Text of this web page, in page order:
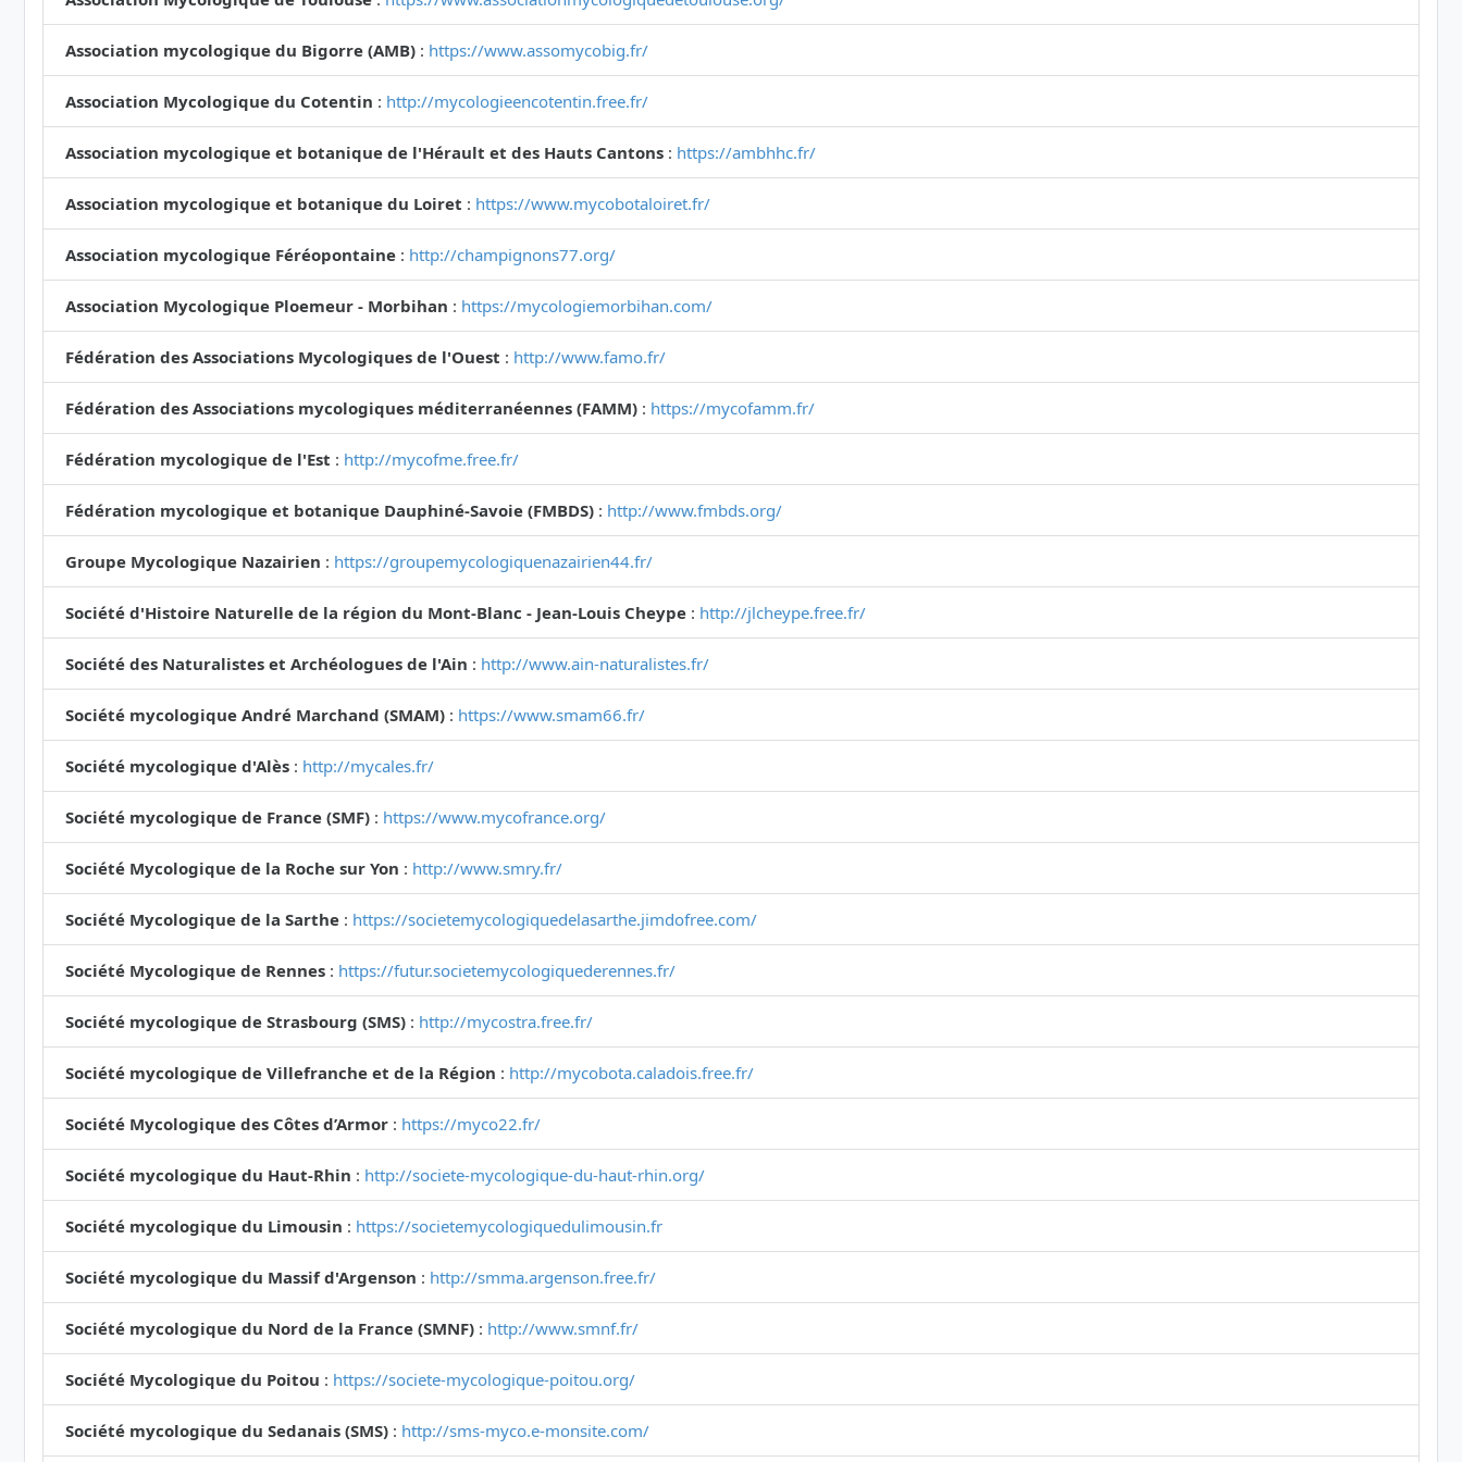
Association mycologique du Bigorre (AMB) : https://www.assomycobig.fr/
Association Mycologique du Cotentin : http://mycologieencotentin.free.fr/
Association mycologique et botanique de l'Hérault et des Hauts Cantons : https://ambhhc.fr/
Association mycologique et botanique du Loiret : https://www.mycobotaloiret.fr/
Association mycologique Féréopontaine : http://champignons77.org/
Association Mycologique Ploemeur - Morbihan : https://mycologiemorbihan.com/
Fédération des Associations Mycologiques de l'Ouest : http://www.famo.fr/
Fédération des Associations mycologiques méditerranéennes (FAMM) : https://mycofamm.fr/
Fédération mycologique de l'Est : http://mycofme.free.fr/
Fédération mycologique et botanique Dauphiné-Savoie (FMBDS) : http://www.fmbds.org/
Groupe Mycologique Nazairien : https://groupemycologiquenazairien44.fr/
Société d'Histoire Naturelle de la région du Mont-Blanc - Jean-Louis Cheype : http://jlcheype.free.fr/
Société des Naturalistes et Archéologues de l'Ain : http://www.ain-naturalistes.fr/
Société mycologique André Marchand (SMAM) : https://www.smam66.fr/
Société mycologique d'Alès : http://mycales.fr/
Société mycologique de France (SMF) : https://www.mycofrance.org/
Société Mycologique de la Roche sur Yon : http://www.smry.fr/
Société Mycologique de la Sarthe : https://societemycologiquedelasarthe.jimdofree.com/
Société Mycologique de Rennes : https://futur.societemycologiquederennes.fr/
Société mycologique de Strasbourg (SMS) : http://mycostra.free.fr/
Société mycologique de Villefranche et de la Région : http://mycobota.caladois.free.fr/
Société Mycologique des Côtes d’Armor : https://myco22.fr/
Société mycologique du Haut-Rhin : http://societe-mycologique-du-haut-rhin.org/
Société mycologique du Limousin : https://societemycologiquedulimousin.fr
Société mycologique du Massif d'Argenson : http://smma.argenson.free.fr/
Société mycologique du Nord de la France (SMNF) : http://www.smnf.fr/
Société Mycologique du Poitou : https://societe-mycologique-poitou.org/
Société mycologique du Sedanais (SMS) : http://sms-myco.e-monsite.com/